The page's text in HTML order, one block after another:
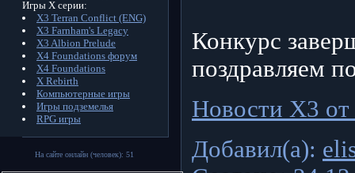
Игры X серии:
X3 Terran Conflict (ENG)
X3 Farnham's Legacy
X3 Albion Prelude
X4 Foundations форум
X4 Foundations
X Rebirth
Компьютерные игры
Игры подземелья
RPG игры
На сайте онлайн (человек): 51
Конкурс
поздравляем
Новости X3
Добавил(а):